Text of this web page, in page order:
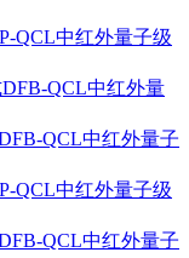
QCL中红外量子级
QCL中红外量
QCL中红外量子
QCL中红外量子级
QCL中红外量子